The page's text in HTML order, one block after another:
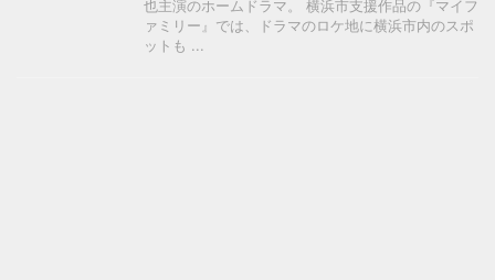
也主演のホームドラマ。 横浜市支援作品の『マイフ
ァミリー』では、ドラマのロケ地に横浜市内のスポ
ットも ...